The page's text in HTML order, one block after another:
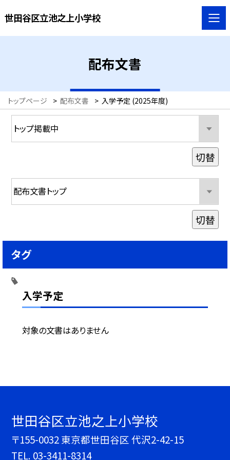
世田谷区立池之上小学校
配布文書
トップページ > 配布文書 > 入学予定 (2025年度)
入学予定
対象の文書はありません
切替
切替
タグ
世田谷区立池之上小学校
〒155-0032 東京都世田谷区 代沢2-42-15
TEL. 03-3411-8314